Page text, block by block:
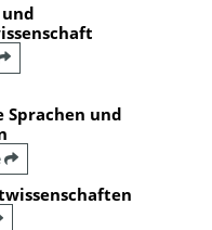
und
Sprachen und